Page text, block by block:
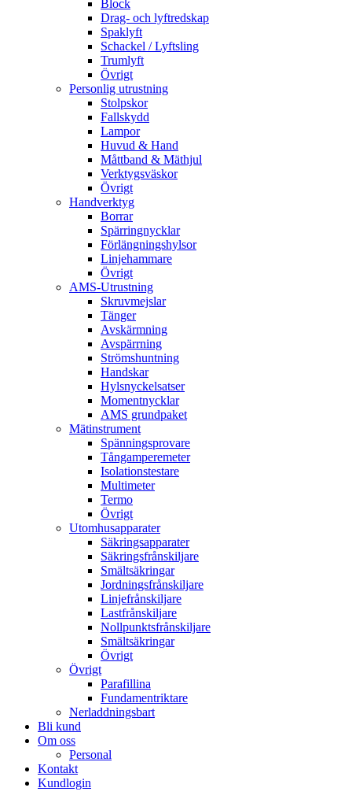
Block
Drag- och lyftredskap
Spaklyft
Schackel / Lyftsling
Trumlyft
Övrigt
Personlig utrustning
Stolpskor
Fallskydd
Lampor
Huvud & Hand
Måttband & Mäthjul
Verktygsväskor
Övrigt
Handverktyg
Borrar
Spärringnycklar
Förlängningshylsor
Linjehammare
Övrigt
AMS-Utrustning
Skruvmejslar
Tänger
Avskärmning
Avspärrning
Strömshuntning
Handskar
Hylsnyckelsatser
Momentnycklar
AMS grundpaket
Mätinstrument
Spänningsprovare
Tångamperemeter
Isolationstestare
Multimeter
Termo
Övrigt
Utomhusapparater
Säkringsapparater
Säkringsfrånskiljare
Smältsäkringar
Jordningsfrånskiljare
Linjefrånskiljare
Lastfrånskiljare
Nollpunktsfrånskiljare
Smältsäkringar
Övrigt
Övrigt
Parafillina
Fundamentriktare
Nerladdningsbart
Bli kund
Om oss
Personal
Kontakt
Kundlogin